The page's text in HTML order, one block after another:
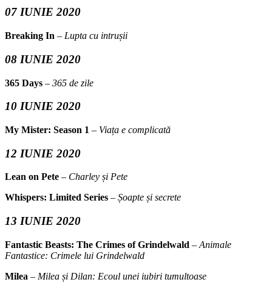
07 IUNIE 2020
Breaking In – Lupta cu intrușii
08 IUNIE 2020
365 Days – 365 de zile
10 IUNIE 2020
My Mister: Season 1 – Viața e complicată
12 IUNIE 2020
Lean on Pete – Charley și Pete
Whispers: Limited Series – Șoapte și secrete
13 IUNIE 2020
Fantastic Beasts: The Crimes of Grindelwald – Animale
Fantastice: Crimele lui Grindelwald
Milea – Milea și Dilan: Ecoul unei iubiri tumultoase